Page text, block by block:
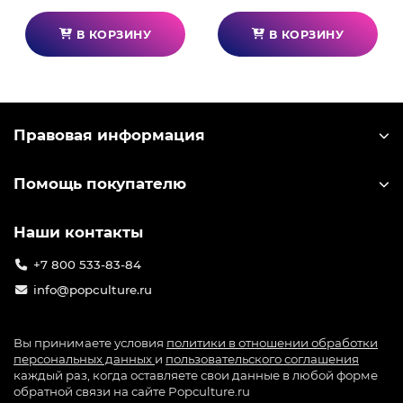
В КОРЗИНУ В КОРЗИНУ
Правовая информация
Помощь покупателю
Наши контакты
+7 800 533-83-84
info@popculture.ru
Вы принимаете условия политики в отношении обработки
персональных данных и пользовательского соглашения
каждый раз, когда оставляете свои данные в любой форме
обратной связи на сайте Popculture.ru